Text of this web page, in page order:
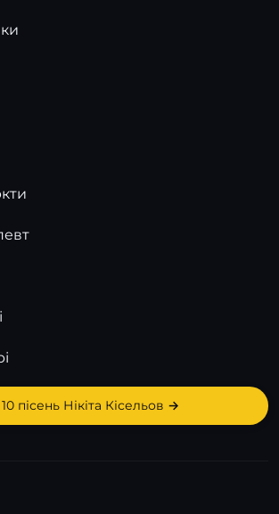
10 пісень Нікіта Кісельов →